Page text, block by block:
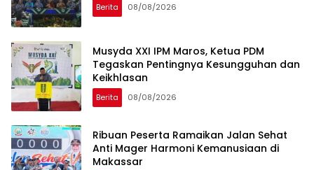
Berita 08/08/2026
Musyda XXI IPM Maros, Ketua PDM
Tegaskan Pentingnya Kesungguhan dan
Keikhlasan
Berita 08/08/2026
Ribuan Peserta Ramaikan Jalan Sehat
Anti Mager Harmoni Kemanusiaan di
Makassar